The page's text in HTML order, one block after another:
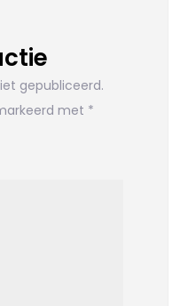
gepubliceerd.
met *